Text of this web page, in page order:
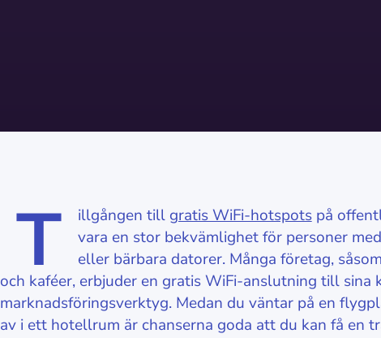
T illgången till gratis WiFi-hotspotspå
vara en stor bekvämlighet för personer
eller bärbara datorer. Många företag,
och kaféer, erbjuder en gratis WiFi-anslutning till sina
marknadsföringsverktyg. Medan du väntar på en
av i ett hotellrum är chanserna goda att du kan få en